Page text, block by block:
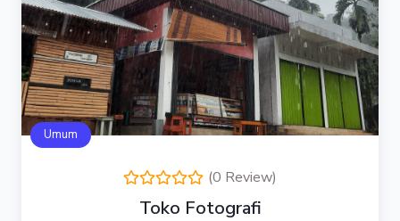
Umum
(0 Review)
Toko Fotografi